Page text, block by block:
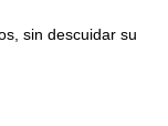
sin descuidar su